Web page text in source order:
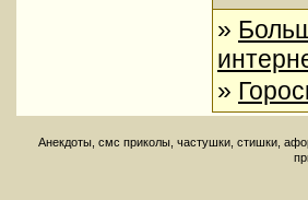
»
»
Aнекдоты, смс приколы, частушки, стишки,